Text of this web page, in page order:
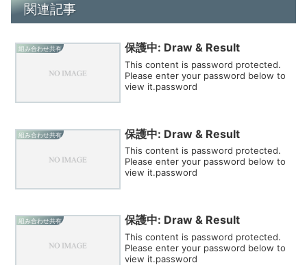
関連記事
組み合わせ共有 保護中: Draw & Result
This content is password protected.
Please enter your password below to
view it.password
組み合わせ共有 保護中: Draw & Result
This content is password protected.
Please enter your password below to
view it.password
組み合わせ共有 保護中: Draw & Result
This content is password protected.
Please enter your password below to
view it.password